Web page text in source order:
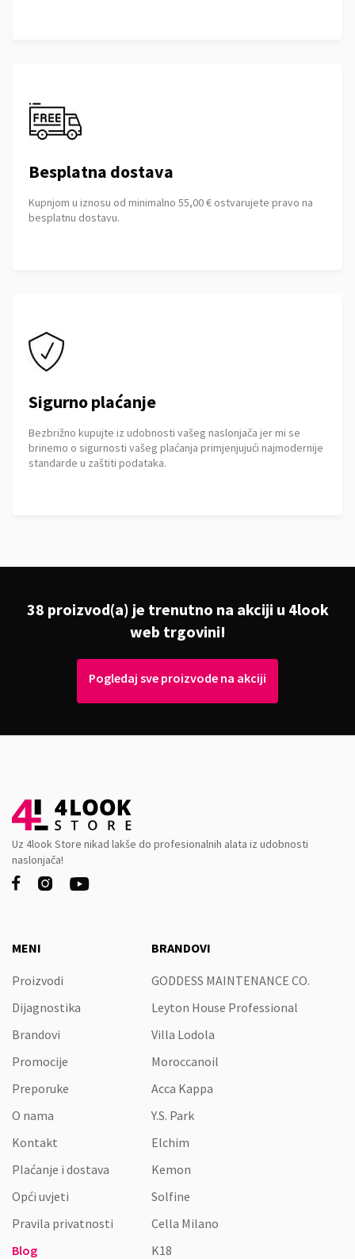
Besplatna dostava
Kupnjom u iznosu od minimalno 55,00 € ostvarujete pravo na
besplatnu dostavu.
Sigurno plaćanje
Bezbrižno kupujte iz udobnosti vašeg naslonjača jer mi se
brinemo o sigurnosti vašeg plaćanja primjenjujući najmodernije
standarde u zaštiti podataka.
38 proizvod(a) je trenutno na akciji u 4look
web trgovini!
Pogledaj sve proizvode na akciji
Uz 4look Store nikad lakše do profesionalnih alata iz udobnosti
naslonjača!
  
MENI
Proizvodi
Dijagnostika
Brandovi
Promocije
Preporuke
O nama
Kontakt
Plaćanje i dostava
Opći uvjeti
Pravila privatnosti
Blog
BRANDOVI
GODDESS MAINTENANCE CO.
Leyton House Professional
Villa Lodola
Moroccanoil
Acca Kappa
Y.S. Park
Elchim
Kemon
Solfine
Cella Milano
K18